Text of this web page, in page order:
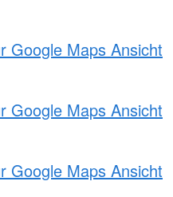
Google Maps Ansicht
Google Maps Ansicht
Google Maps Ansicht